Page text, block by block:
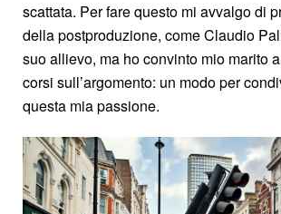
scattata. Per fare questo mi avvalgo di
della postproduzione, come Claudio
suo allievo, ma ho convinto mio marito
corsi sull’argomento: un modo per
questa mia passione.